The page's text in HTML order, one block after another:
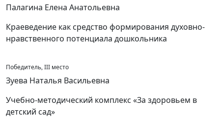
Палагина Елена Анатольевна
Краеведение как средство формирования духовно-
нравственного потенциала дошкольника
Победитель, III место
Зуева Наталья Васильевна
Учебно-методический комплекс «За здоровьем в
детский сад»